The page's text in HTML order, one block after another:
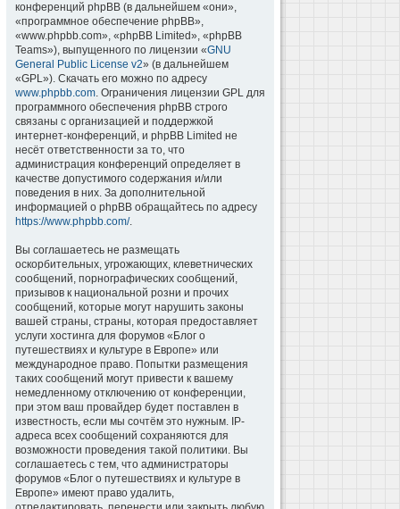
конференций phpBB (в дальнейшем «они»,
«программное обеспечение phpBB»,
«www.phpbb.com», «phpBB Limited», «phpBB
Teams»), выпущенного по лицензии «GNU
General Public License v2» (в дальнейшем
«GPL»). Скачать его можно по адресу
www.phpbb.com. Ограничения лицензии GPL для
программного обеспечения phpBB строго
связаны с организацией и поддержкой
интернет-конференций, и phpBB Limited не
несёт ответственности за то, что
администрация конференций определяет в
качестве допустимого содержания и/или
поведения в них. За дополнительной
информацией о phpBB обращайтесь по адресу
https://www.phpbb.com/.
Вы соглашаетесь не размещать
оскорбительных, угрожающих, клеветнических
сообщений, порнографических сообщений,
призывов к национальной розни и прочих
сообщений, которые могут нарушить законы
вашей страны, страны, которая предоставляет
услуги хостинга для форумов «Блог о
путешествиях и культуре в Европе» или
международное право. Попытки размещения
таких сообщений могут привести к вашему
немедленному отключению от конференции,
при этом ваш провайдер будет поставлен в
известность, если мы сочтём это нужным. IP-
адреса всех сообщений сохраняются для
возможности проведения такой политики. Вы
соглашаетесь с тем, что администраторы
форумов «Блог о путешествиях и культуре в
Европе» имеют право удалить,